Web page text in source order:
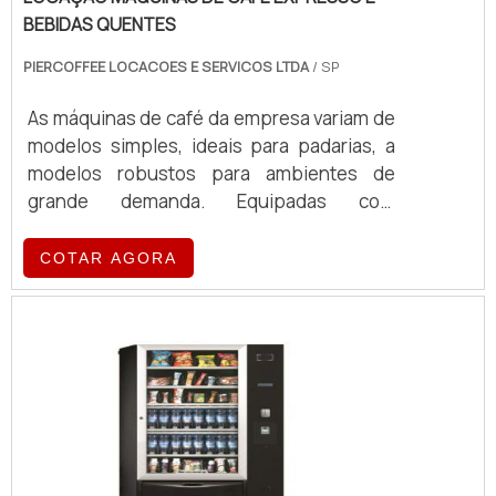
multidisciplinar, empenhada em entender
comprometida para agregar valor à sua
experiência de compra. Entre em contato e
saiba mais sobre!
BEBIDAS QUENTES
PIERCOFFEE LOCACOES E SERVICOS LTDA/ SP
As máquinas de café da empresa variam de
modelos simples, ideais para padarias, a
modelos robustos para ambientes de
grande demanda. Equipadas com
oferecem eficiência e qualidade no
preparo de café, atendendo a diferentes
COTAR AGORA